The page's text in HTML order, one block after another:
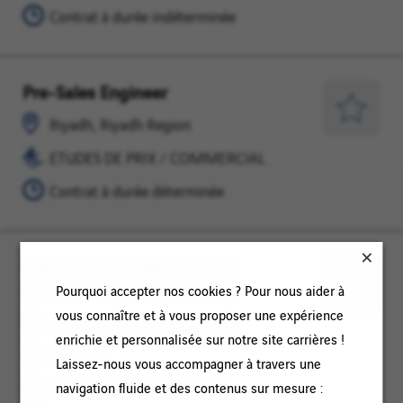
Pourquoi accepter nos cookies ? Pour nous aider à
vous connaître et à vous proposer une expérience
enrichie et personnalisée sur notre site carrières !
Laissez-nous vous accompagner à travers une
navigation fluide et des contenus sur mesure :
FISCALITEContrat à durée indéterminée
Pre-Sales Engineer
Riyadh, Riyadh Region
Riyadh,
Riyadh
Region
ETUDES DE PRIX / COMMERCIAL
ETUDES
DE
PRIX
/
COMMERCIAL
Contrat à durée déterminée
Substation (Saudi National)
Al Khabrā’, Al-Qassim Region
Khabrā’,
Qassim
RegionInconnu
Contrat à durée indéterminée